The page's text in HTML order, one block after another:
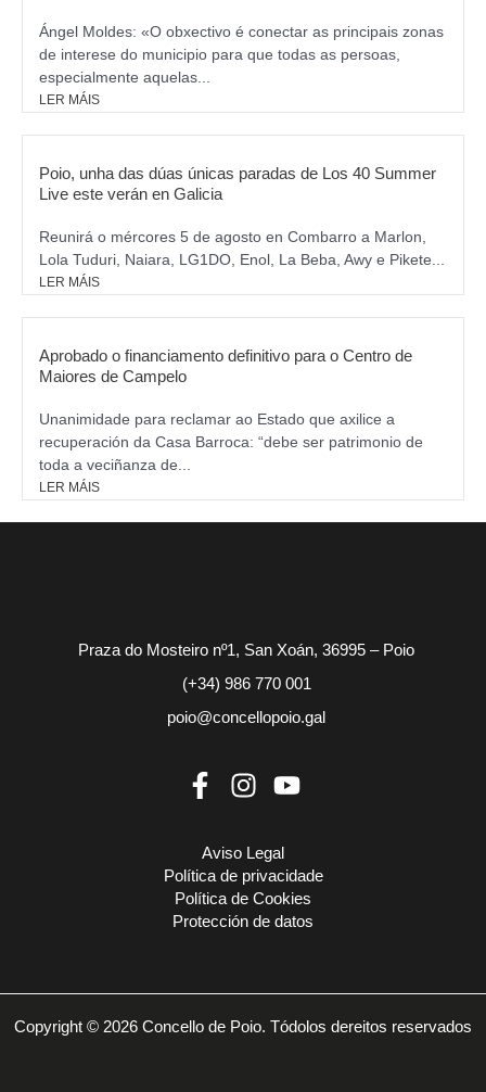
Ángel Moldes: «O obxectivo é conectar as principais zonas
de interese do municipio para que todas as persoas,
especialmente aquelas...
LER MÁIS
Poio, unha das dúas únicas paradas de Los 40 Summer
Live este verán en Galicia
Reunirá o mércores 5 de agosto en Combarro a Marlon,
Lola Tuduri, Naiara, LG1DO, Enol, La Beba, Awy e Pikete...
LER MÁIS
Aprobado o financiamento definitivo para o Centro de
Maiores de Campelo
Unanimidade para reclamar ao Estado que axilice a
recuperación da Casa Barroca: “debe ser patrimonio de
toda a veciñanza de...
LER MÁIS
Praza do Mosteiro nº1, San Xoán, 36995 – Poio
(+34) 986 770 001
poio@concellopoio.gal
Aviso Legal
Política de privacidade
Política de Cookies
Protección de datos
Copyright © 2026 Concello de Poio. Tódolos dereitos reservados